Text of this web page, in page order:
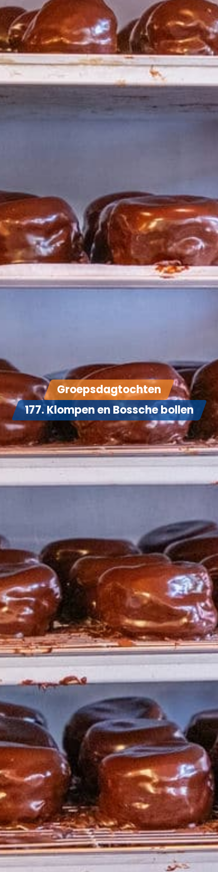
Groepsdagtochten
177. Klompen en Bossche bollen